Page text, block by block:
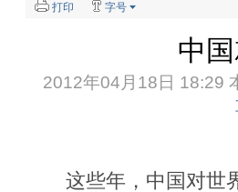
打印 字号
中
2012年04月18日 18:29
这些年，中国对世界